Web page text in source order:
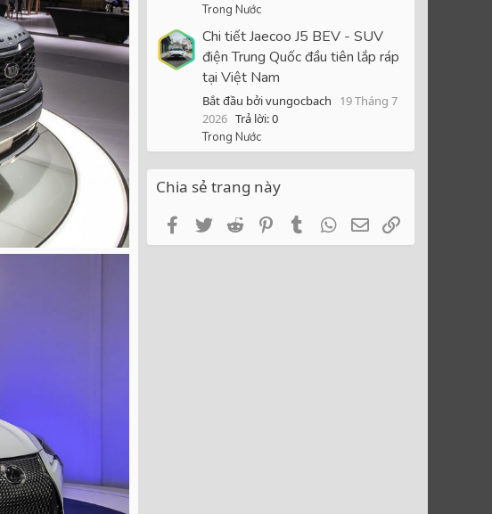
Trong Nước
Chi tiết Jaecoo J5 BEV - SUV
điện Trung Quốc đầu tiên lắp ráp
tại Việt Nam
Bắt đầu bởi vungocbach
19 Tháng 7
2026 Trả lời: 0
Trong Nước
Chia sẻ trang này
FacebookTwitterRedditPinterestTumblrWhatsApp
Email